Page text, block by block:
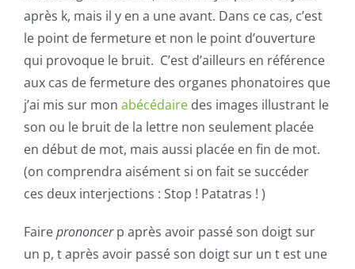
après k, mais il y en a une avant. Dans ce cas, c’est
le point de fermeture et non le point d’ouverture
qui provoque le bruit. C’est d’ailleurs en référence
aux cas de fermeture des organes phonatoires que
j’ai mis sur mon abécédaire des images illustrant le
son ou le bruit de la lettre non seulement placée
en début de mot, mais aussi placée en fin de mot.
(on comprendra aisément si on fait se succéder
ces deux interjections : Stop ! Patatras ! )
Faireprononcerp après avoir passé son doigt sur
un p, t après avoir passé son doigt sur un t est une